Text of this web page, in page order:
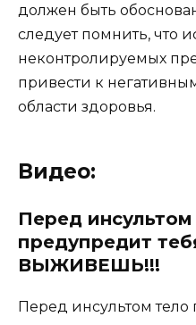
должен быть
следует помнить, что
неконтролируемых
привести к
области здоровья.
Видео:
Перед инсультом
предупредит
ВЫЖИВЕШЬ!!!
Перед инсультом